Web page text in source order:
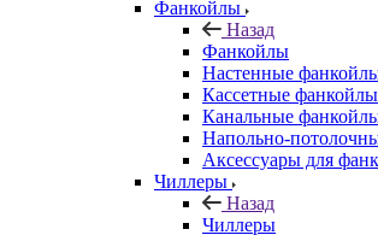
Фанкойлы
Назад
Фанкойлы
Настенные
Кассетные фанкойлы
Канальные
Напольно-
Аксессуары для
Чиллеры
Назад
Чиллеры